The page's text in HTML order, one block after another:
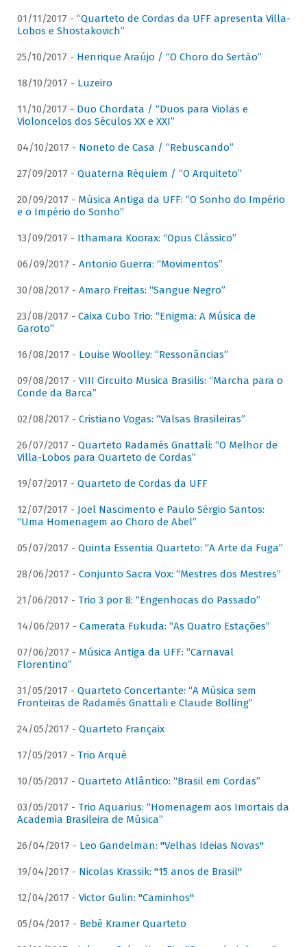
01/11/2017 - “Quarteto de Cordas da UFF apresenta Villa-
Lobos e Shostakovich”
25/10/2017 - Henrique Araújo / “O Choro do Sertão”
18/10/2017 - Luzeiro
11/10/2017 - Duo Chordata / “Duos para Violas e
Violoncelos dos Séculos XX e XXI”
04/10/2017 - Noneto de Casa / “Rebuscando”
27/09/2017 - Quaterna Réquiem / “O Arquiteto”
20/09/2017 - Música Antiga da UFF: “O Sonho do Império
e o Império do Sonho”
13/09/2017 - Ithamara Koorax: “Opus Clássico”
06/09/2017 - Antonio Guerra: “Movimentos”
30/08/2017 - Amaro Freitas: “Sangue Negro”
23/08/2017 - Caixa Cubo Trio: “Enigma: A Música de
Garoto”
16/08/2017 - Louise Woolley: “Ressonâncias”
09/08/2017 - VIII Circuito Musica Brasilis: “Marcha para o
Conde da Barca”
02/08/2017 - Cristiano Vogas: “Valsas Brasileiras”
26/07/2017 - Quarteto Radamés Gnattali: “O Melhor de
Villa-Lobos para Quarteto de Cordas”
19/07/2017 - Quarteto de Cordas da UFF
12/07/2017 - Joel Nascimento e Paulo Sérgio Santos:
“Uma Homenagem ao Choro de Abel”
05/07/2017 - Quinta Essentia Quarteto: “A Arte da Fuga”
28/06/2017 - Conjunto Sacra Vox: “Mestres dos Mestres”
21/06/2017 - Trio 3 por 8: “Engenhocas do Passado”
14/06/2017 - Camerata Fukuda: “As Quatro Estações”
07/06/2017 - Música Antiga da UFF: “Carnaval
Florentino”
31/05/2017 - Quarteto Concertante: “A Música sem
Fronteiras de Radamés Gnattali e Claude Bolling”
24/05/2017 - Quarteto Françaix
17/05/2017 - Trio Arqué
10/05/2017 - Quarteto Atlântico: “Brasil em Cordas”
03/05/2017 - Trio Aquarius: “Homenagem aos Imortais da
Academia Brasileira de Música”
26/04/2017 - Leo Gandelman: "Velhas Ideias Novas"
19/04/2017 - Nicolas Krassik: "15 anos de Brasil"
12/04/2017 - Victor Gulin: "Caminhos"
05/04/2017 - Bebê Kramer Quarteto